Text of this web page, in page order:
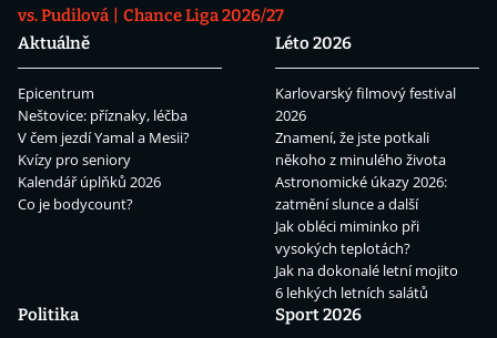
vs. Pudilová
Chance Liga 2026/27
Aktuálně
Epicentrum
Neštovice: příznaky, léčba
V čem jezdí Yamal a Mesii?
Kvízy pro seniory
Kalendář úplňků 2026
Co je bodycount?
Léto 2026
Karlovarský filmový festival
2026
Znamení, že jste potkali
někoho z minulého života
Astronomické úkazy 2026:
zatmění slunce a další
Jak obléci miminko při
vysokých teplotách?
Jak na dokonalé letní mojito
6 lehkých letních salátů
Politika
Sport 2026